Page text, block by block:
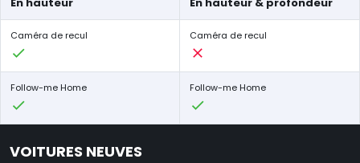
Caméra de recul Caméra de recul
Follow-me Home Follow-me Home
VOITURES NEUVES